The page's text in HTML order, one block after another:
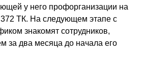
у него профорганизации на
372 ТК. На следующем этапе с
знакомят сотрудников,
за два месяца до начала его